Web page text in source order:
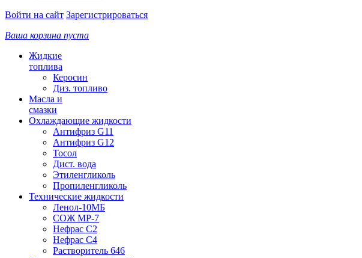
Войти на сайт Зарегистрироваться
Ваша корзина пуста
Жидкие
топлива
Керосин
Диз. топливо
Масла и
смазки
Охлаждающие жидкости
Антифриз G11
Антифриз G12
Тосол
Дист. вода
Этиленгликоль
Пропиленгликоль
Технические жидкости
Ленол-10МБ
СОЖ МР-7
Нефрас С2
Нефрас С4
Растворитель 646